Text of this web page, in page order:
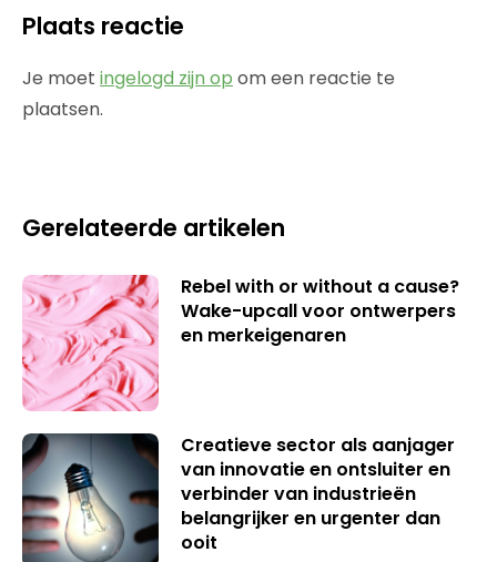
Plaats reactie
Je moet ingelogd zijn op om een reactie te
plaatsen.
Gerelateerde artikelen
Rebel with or without a cause?
Wake-upcall voor ontwerpers
en merkeigenaren
Creatieve sector als aanjager
van innovatie en ontsluiter en
verbinder van industrieën
belangrijker en urgenter dan
ooit